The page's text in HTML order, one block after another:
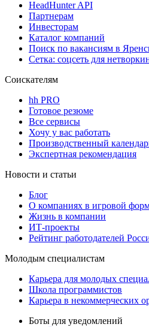
HeadHunter API
Партнерам
Инвесторам
Каталог компаний
Поиск по вакансиям в
Сетка: соцсеть для
Соискателям
hh PRO
Готовое резюме
Все сервисы
Хочу у вас работать
Производственный
Экспертная рекомендация
Новости и статьи
Блог
О компаниях в игровой
Жизнь в компании
ИТ-проекты
Рейтинг работодателей
Молодым специалистам
Карьера для молодых
Школа программистов
Карьера в некоммерческих
Боты для уведомлений